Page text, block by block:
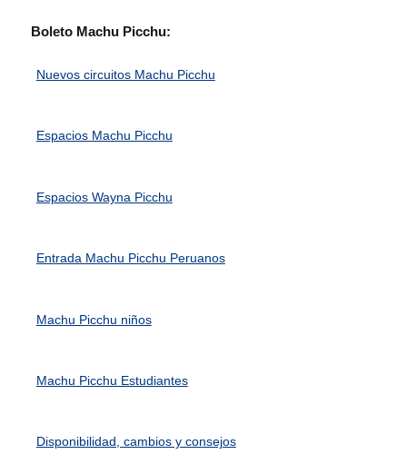
Boleto Machu Picchu:
Nuevos circuitos Machu Picchu
Espacios Machu Picchu
Espacios Wayna Picchu
Entrada Machu Picchu Peruanos
Machu Picchu niños
Machu Picchu Estudiantes
Disponibilidad, cambios y consejos